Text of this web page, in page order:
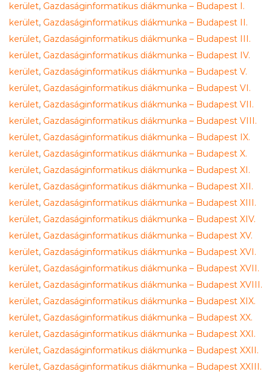
kerület, Gazdaságinformatikus diákmunka – Budapest I.
kerület, Gazdaságinformatikus diákmunka – Budapest II.
kerület, Gazdaságinformatikus diákmunka – Budapest III.
kerület, Gazdaságinformatikus diákmunka – Budapest IV.
kerület, Gazdaságinformatikus diákmunka – Budapest V.
kerület, Gazdaságinformatikus diákmunka – Budapest VI.
kerület, Gazdaságinformatikus diákmunka – Budapest VII.
kerület, Gazdaságinformatikus diákmunka – Budapest VIII.
kerület, Gazdaságinformatikus diákmunka – Budapest IX.
kerület, Gazdaságinformatikus diákmunka – Budapest X.
kerület, Gazdaságinformatikus diákmunka – Budapest XI.
kerület, Gazdaságinformatikus diákmunka – Budapest XII.
kerület, Gazdaságinformatikus diákmunka – Budapest XIII.
kerület, Gazdaságinformatikus diákmunka – Budapest XIV.
kerület, Gazdaságinformatikus diákmunka – Budapest XV.
kerület, Gazdaságinformatikus diákmunka – Budapest XVI.
kerület, Gazdaságinformatikus diákmunka – Budapest XVII.
kerület, Gazdaságinformatikus diákmunka – Budapest XVIII.
kerület, Gazdaságinformatikus diákmunka – Budapest XIX.
kerület, Gazdaságinformatikus diákmunka – Budapest XX.
kerület, Gazdaságinformatikus diákmunka – Budapest XXI.
kerület, Gazdaságinformatikus diákmunka – Budapest XXII.
kerület, Gazdaságinformatikus diákmunka – Budapest XXIII.